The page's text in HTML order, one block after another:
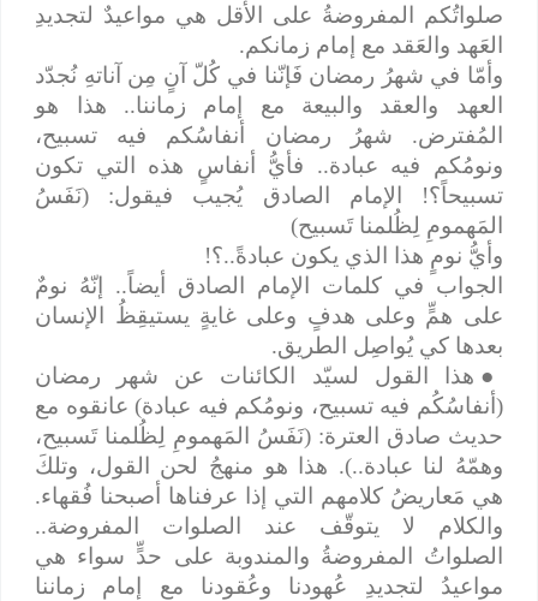
صلواتُكم المفروضةُ على الأقل هي مواعيدٌ لتجديدِ
العَهد والعَقد مع إمام زمانكم.
وأمّا في شهرُ رمضان فَإنّنا في كُلّ آنٍ مِن آناتهِ نُجدّد
العهد والعقد والبيعة مع إمام زماننا.. هذا هو
المُفترض. شهرُ رمضان أنفاسُكم فيه تسبيح،
ونومُكم فيه عبادة.. فأيُّ أنفاسٍ هذه التي تكون
تسبيحاً؟! الإمام الصادق يُجيب فيقول: (نَفَسُ
المَهمومِ لِظُلمنا تَسبيح)
وأيُّ نومٍ هذا الذي يكون عبادةً..؟!
الجواب في كلمات الإمام الصادق أيضاً.. إنّهُ نومٌ
على همٍّ وعلى هدفٍ وعلى غايةٍ يستيقِظُ الإنسان
بعدها كي يُواصِل الطريق.
●هذا القول لسيّد الكائنات عن شهر رمضان
(أنفاسُكُم فيه تسبيح، ونومُكم فيه عبادة) عانقوه مع
حديث صادق العترة: (نَفَسُ المَهمومِ لِظُلمنا تَسبيح،
وهمّهُ لنا عبادة..). هذا هو منهجُ لحن القول، وتلكَ
هي مَعاريضُ كلامهم التي إذا عرفناها أصبحنا فُقهاء.
والكلام لا يتوقّف عند الصلوات المفروضة..
الصلواتُ المفروضةُ والمندوبة على حدٍّ سواء هي
مواعيدُ لتجديدِ عُهودنا وعُقودنا مع إمام زماننا